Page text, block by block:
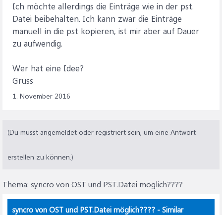
Ich möchte allerdings die Einträge wie in der pst.
Datei beibehalten. Ich kann zwar die Einträge
manuell in die pst kopieren, ist mir aber auf Dauer
zu aufwendig.
Wer hat eine Idee?
Gruss
1. November 2016
(Du musst angemeldet oder registriert sein, um eine Antwort
erstellen zu können.)
Thema: syncro von OST und PST.Datei möglich????
syncro von OST und PST.Datei möglich???? - Similar